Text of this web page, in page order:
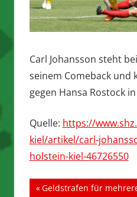
Carl Johansson steht
seinem Comeback und
gegen Hansa Rostock
Quelle: https://
kiel/artikel/carl-
holstein-kiel-46726550
Vorheriger
Geldstrafen für